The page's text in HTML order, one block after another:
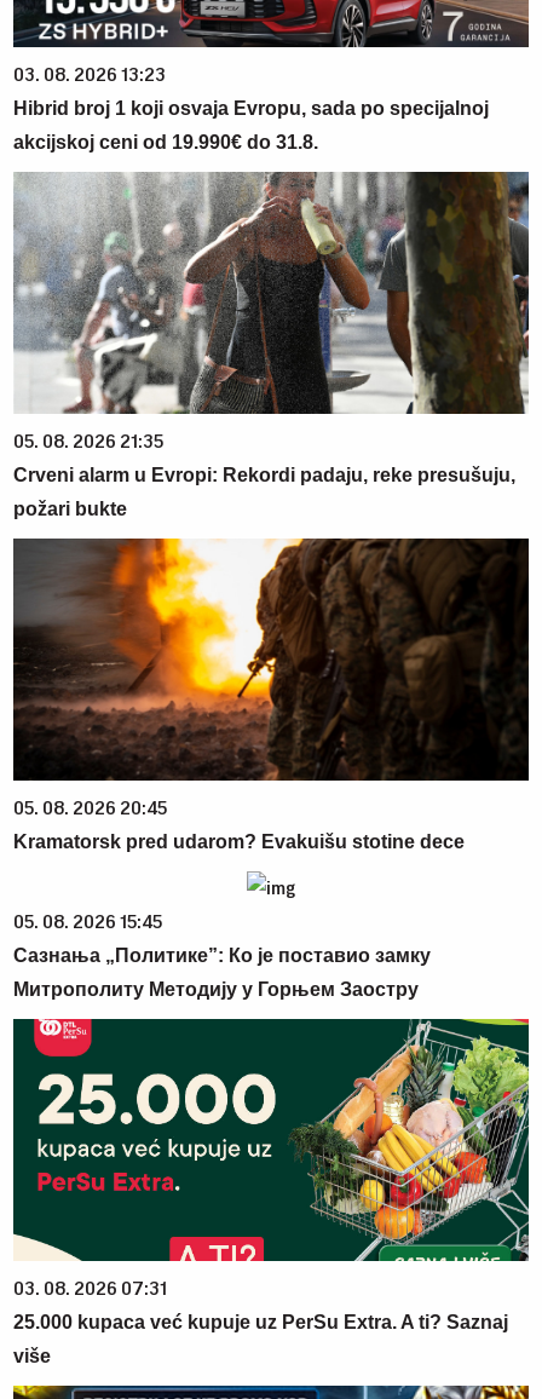
03. 08. 2026 13:23
Hibrid broj 1 koji osvaja Evropu, sada po specijalnoj
akcijskoj ceni od 19.990€ do 31.8.
05. 08. 2026 21:35
Crveni alarm u Evropi: Rekordi padaju, reke presušuju,
požari bukte
05. 08. 2026 20:45
Kramatorsk pred udarom? Evakuišu stotine dece
05. 08. 2026 15:45
Сазнања „Политике”: Ко је поставио замку
Митрополиту Методију у Горњем Заостру
03. 08. 2026 07:31
25.000 kupaca već kupuje uz PerSu Extra. A ti? Saznaj
više